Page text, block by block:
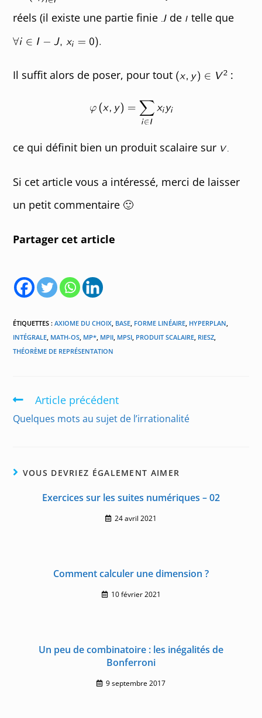
réels (il existe une partie finie
de telle que
Il suffit alors de poser, pour tout :
ce qui définit bien un produit scalaire sur
Si cet article vous a intéressé, merci de laisser
un petit commentaire 🙂
Partager cet article
ÉTIQUETTES :AXIOME DU CHOIX, BASE, FORME LINÉAIRE, HYPERPLAN,
INTÉGRALE, MATH-OS, MP*, MPII, MPSI, PRODUIT SCALAIRE, RIESZ,
THÉORÈME DE REPRÉSENTATION
Read
articles
Article précédent
Quelques mots au sujet de l’irrationalité
VOUS DEVRIEZ ÉGALEMENT AIMER
Exercices sur les suites numériques – 02
24 avril 2021
Comment calculer une dimension ?
10 février 2021
Un peu de combinatoire : les inégalités de
Bonferroni
9 septembre 2017